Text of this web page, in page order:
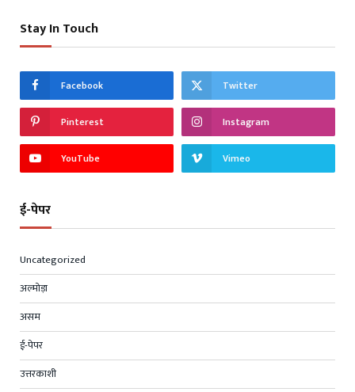
Stay In Touch
Facebook Twitter
Pinterest Instagram
YouTube Vimeo
ई-पेपर
Uncategorized
अल्मोड़ा
असम
ई-पेपर
उत्तरकाशी